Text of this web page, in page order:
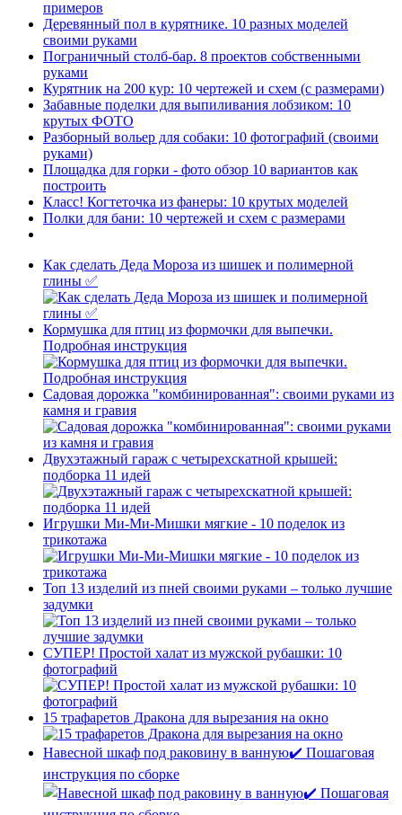
примеров
Деревянный пол в курятнике. 10 разных моделей
своими руками
Пограничный столб-бар. 8 проектов собственными
руками
Курятник на 200 кур: 10 чертежей и схем (с размерами)
Забавные поделки для выпиливания лобзиком: 10
крутых ФОТО
Разборный вольер для собаки: 10 фотографий (своими
руками)
Площадка для горки - фото обзор 10 вариантов как
построить
Класс! Когтеточка из фанеры: 10 крутых моделей
Полки для бани: 10 чертежей и схем с размерами
Как сделать Деда Мороза из шишек и полимерной
глины ✅
Кормушка для птиц из формочки для выпечки.
Подробная инструкция
Садовая дорожка "комбинированная": своими руками из
камня и гравия
Двухэтажный гараж с четырехскатной крышей:
подборка 11 идей
Игрушки Ми-Ми-Мишки мягкие - 10 поделок из
трикотажа
Топ 13 изделий из пней своими руками – только лучшие
задумки
СУПЕР! Простой халат из мужской рубашки: 10
фотографий
15 трафаретов Дракона для вырезания на окно
Навесной шкаф под раковину в ванную✔️ Пошаговая
инструкция по сборке